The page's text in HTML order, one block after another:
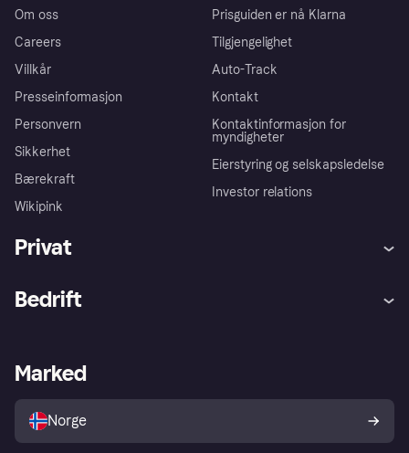
Om oss
Careers
Villkår
Presseinformasjon
Personvern
Sikkerhet
Bærekraft
Wikipink
Prisguiden er nå Klarna
Tilgjengelighet
Auto-Track
Kontakt
Kontaktinformasjon for
myndigheter
Eierstyring og selskapsledelse
Investor relations
Privat
Utforsk butikker
Bedrift
Merchant portal
Marked
Norge